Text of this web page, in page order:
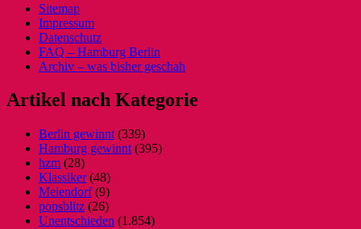
Sitemap
Impressum
Datenschutz
FAQ – Hamburg Berlin
Archiv – was bisher geschah
Artikel nach Kategorie
Berlin gewinnt (339)
Hamburg gewinnt (395)
hzm (28)
Klassiker(48)
Meiendorf(9)
popsblitz (26)
Unentschieden (1.854)